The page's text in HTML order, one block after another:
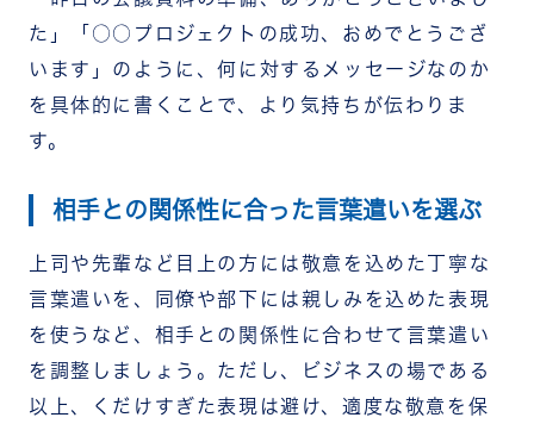
た」「○○プロジェクトの成功、おめでとうござ
います」のように、何に対するメッセージなのか
を具体的に書くことで、より気持ちが伝わりま
す。
相手との関係性に合った言葉遣いを選ぶ
上司や先輩など目上の方には敬意を込めた丁寧な
言葉遣いを、同僚や部下には親しみを込めた表現
を使うなど、相手との関係性に合わせて言葉遣い
を調整しましょう。ただし、ビジネスの場である
以上、くだけすぎた表現は避け、適度な敬意を保